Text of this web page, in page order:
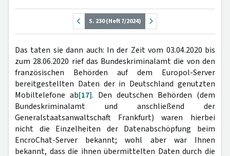
S. 230 (Heft 7/2024)
Das taten sie dann auch: In der Zeit vom 03.04.2020 bis
zum 28.06.2020 rief das Bundeskriminalamt die von den
französischen Behörden auf dem Europol-Server
bereitgestellten Daten der in Deutschland genutzten
Mobiltelefone ab[17]. Den deutschen Behörden (dem
Bundeskriminalamt und anschließend der
Generalstaatsanwaltschaft Frankfurt) waren hierbei
nicht die Einzelheiten der Datenabschöpfung beim
EncroChat-Server bekannt; wohl aber war Ihnen
bekannt, dass die ihnen übermittelten Daten durch die